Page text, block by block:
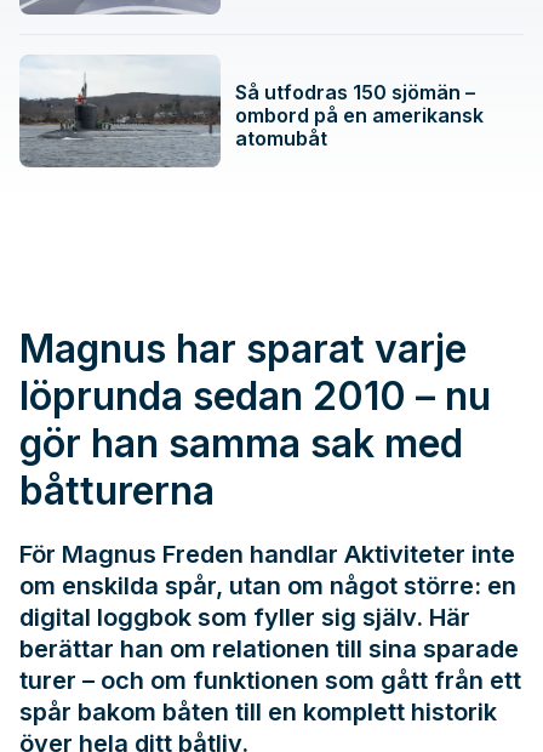
Så utfodras 150 sjömän –
ombord på en amerikansk
atomubåt
Magnus har sparat varje
löprunda sedan 2010 – nu
gör han samma sak med
båtturerna
För Magnus Freden handlar Aktiviteter inte
om enskilda spår, utan om något större: en
digital loggbok som fyller sig själv. Här
berättar han om relationen till sina sparade
turer – och om funktionen som gått från ett
spår bakom båten till en komplett historik
över hela ditt båtliv.